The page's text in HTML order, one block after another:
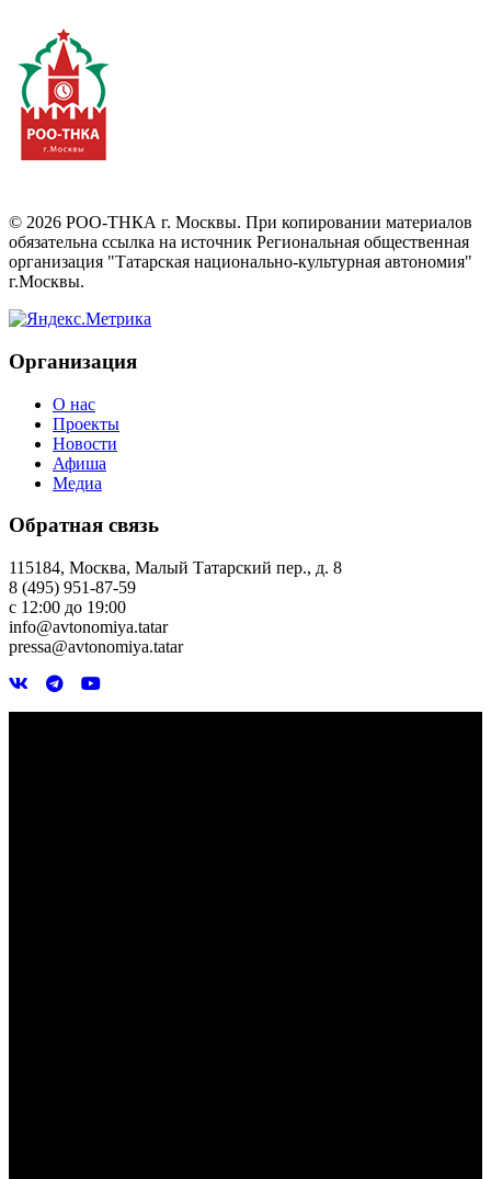
© 2026 РОО-ТНКА г. Москвы. При копировании материалов
обязательна ссылка на источник Региональная общественная
организация "Татарская национально-культурная автономия"
г.Москвы.
Организация
О нас
Проекты
Новости
Афиша
Медиа
Обратная связь
115184, Москва, Малый Татарский пер., д. 8
8 (495) 951-87-59
с 12:00 до 19:00
info@avtonomiya.tatar
pressa@avtonomiya.tatar